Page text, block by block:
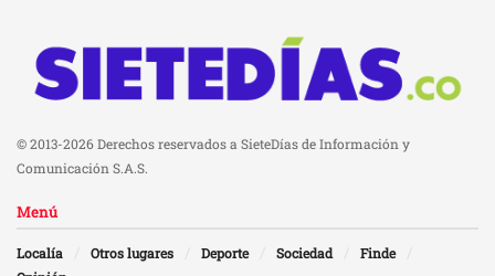
© 2013-2026 Derechos reservados a SieteDías de Información y
Comunicación S.A.S.
Menú
Localía Otros lugares Deporte Sociedad
Finde